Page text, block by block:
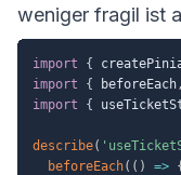
weniger fragil ist
import {
import
{ beforeEach,
import
{
describe(
beforeEach( ( ) => {